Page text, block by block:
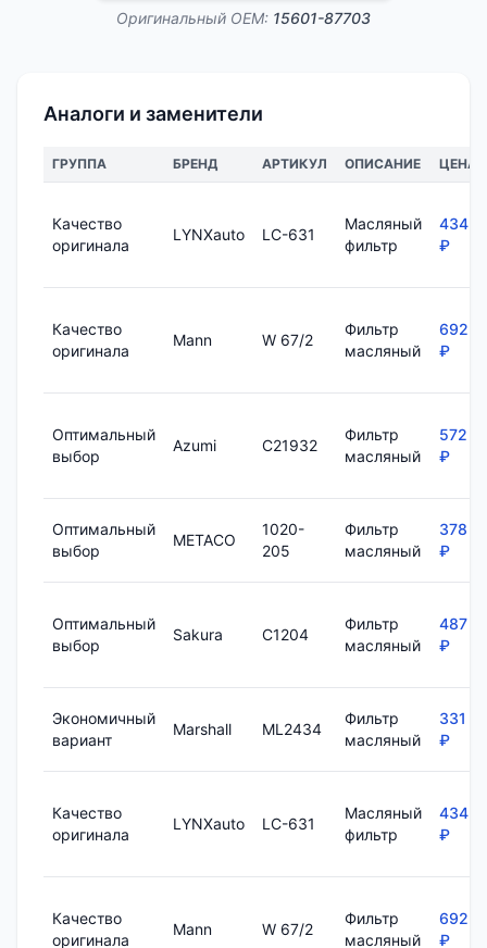
Оригинальный OEM: 15601-87703
Аналоги и заменители
ГРУППА БРЕНД АРТИКУЛ ОПИСАНИЕ ЦЕНА
Качество
оригинала
LYNXauto LC-631
Масляный
фильтр
434
₽
Качество
оригинала
Mann W 67/2
Фильтр
масляный
692
₽
Оптимальный
выбор
Azumi C21932
Фильтр
масляный
572
₽
Оптимальный
выбор
METACO
1020-
205
Фильтр
масляный
378
₽
Оптимальный
выбор
Sakura C1204
Фильтр
масляный
487
₽
Экономичный
вариант
Marshall ML2434
Фильтр
масляный
331
₽
Качество
оригинала
LYNXauto LC-631
Масляный
фильтр
434
₽
Качество
оригинала
Mann W 67/2
Фильтр
масляный
692
₽